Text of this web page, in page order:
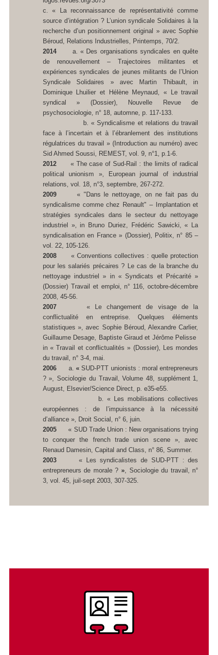
c.
« La reconnaissance de représentativité comme
source d’intégration ? L’union syndicale Solidaires à la
recherche d’un positionnement original » avec Sophie
Béroud, Relations Industrielles , Printemps, 70/2.
2014 a. « Des organisations syndicales en quête
de renouvellement – Trajectoires militantes et
expériences syndicales de jeunes militants de l’Union
Syndicale Solidaires » avec Martin Thibault, in
Dominique Lhuilier et Hélène Meynaud, « Le travail
syndical » (Dossier), Nouvelle Revue de
psychosociologie, n° 18, automne, p. 117-133.
b. « Syndicalisme et relations du travail
face à l’incertain et à l’ébranlement des institutions
régulatrices du travail » (Introduction au numéro) avec
Sid Ahmed Soussi, REMEST, vol. 9, n°1, p.1-6.
2012« The case of Sud-Rail : the limits of radical
political unionism », European journal of industrial
relations, vol. 18, n°3, septembre, 267-272.
2009« "Dans le nettoyage, on ne fait pas du
syndicalisme comme chez Renault" – Implantation et
stratégies syndicales dans le secteur du nettoyage
industriel », in Bruno Duriez, Frédéric Sawicki, « La
syndicalisation en France » (Dossier), Politix , n° 85 –
vol. 22, 105-126.
2008« Conventions collectives : quelle protection
pour les salariés précaires ? Le cas de la branche du
nettoyage industriel » in « Syndicats et Précarité »
(Dossier) Travail et emploi , n° 116, octobre-décembre
2008, 45-56.
2007« Le changement de visage de la
conflictualité en entreprise. Quelques éléments
statistiques », avec Sophie Béroud, Alexandre Carlier,
Guillaume Desage, Baptiste Giraud et Jérôme Pelisse
in « Travail et conflictualités » (Dossier), Les mondes
du travail , n° 3-4, mai.
2006a. «SUD-PTT unionists : moral entrepreneurs
? »,Sociologie du Travail , Volume 48, supplément 1,
August, Elsevier/Science Direct, p. e35-e55.
b. « Les mobilisations collectives
européennes : de l’impuissance à la nécessité
d’alliance », Droit Social , n° 6, juin.
2005« SUD Trade Union : New organisations trying
to conquer the french trade union scene », avec
Renaud Damesin, Capital and Class , n° 86, Summer.
2003« Les syndicalistes de SUD-PTT : des
entrepreneurs de morale ?» Sociologie du travail , n°
3, vol. 45, juil-sept 2003, 307-325.